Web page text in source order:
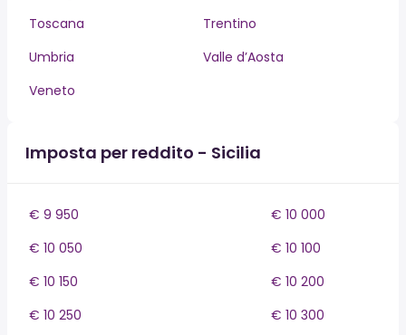
Toscana
Trentino
Umbria
Valle d’Aosta
Veneto
Imposta per reddito - Sicilia
€ 9 950
€ 10 000
€ 10 050
€ 10 100
€ 10 150
€ 10 200
€ 10 250
€ 10 300